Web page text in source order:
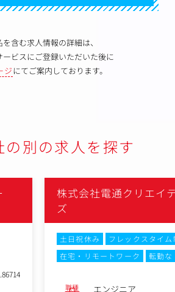
含む求人情報の詳細は、
ービスにご登録いただいた後に
ジにてご案内しております。
の別の求人を探す
株式会社電通クリエイ
ズ
土日祝休み
フレックスタイム
在宅・リモートワーク
転勤な
職種 エンジニア